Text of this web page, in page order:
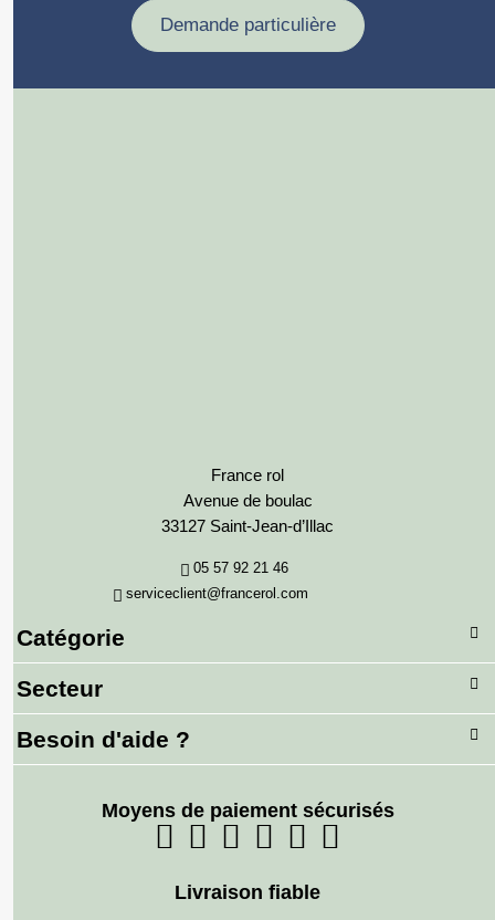
Demande particulière
France rol
Avenue de boulac
33127 Saint-Jean-d’Illac
05 57 92 21 46
serviceclient@francerol.com
Catégorie
Secteur
Besoin d'aide ?
Moyens de paiement sécurisés
Livraison fiable